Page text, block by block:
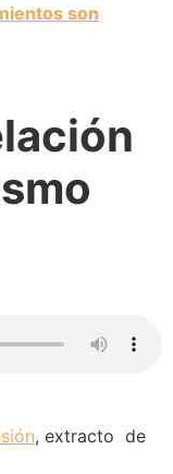
son
, extracto de